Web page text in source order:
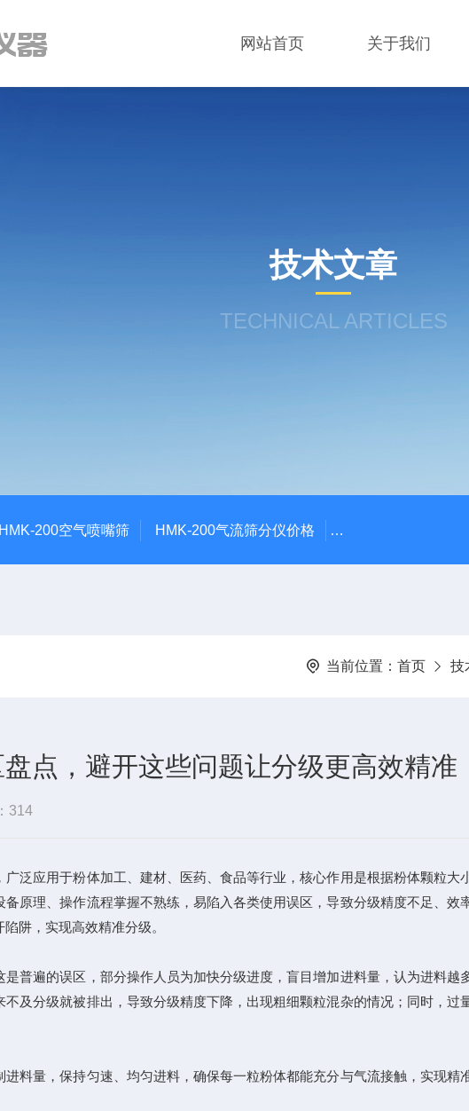
网站首页 关于我们
技术文章
TECHNICAL ARTICLES
HMK-200空气喷嘴筛 HMK-200气流筛分仪价格 HMK-200空气喷射
当前位置： 首页 技
点，避开这些问题让分级更高效精准
314
应用于粉体加工、建材、医药、食品等行业，核心作用是根据粉体颗粒大
原理、操作流程掌握不熟练，易陷入各类使用误区，导致分级精度不足、
阱，实现高效精准分级。
遍的误区，部分操作人员为加快分级进度，盲目增加进料量，认为进料越
及分级就被排出，导致分级精度下降，出现粗细颗粒混杂的情况；同时，
量，保持匀速、均匀进料，确保每一粒粉体都能充分与气流接触，实现精